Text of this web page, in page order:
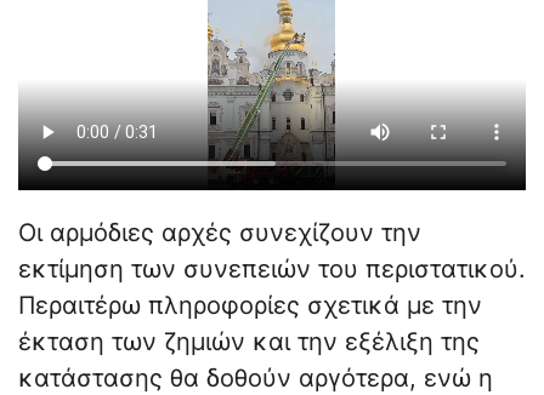
Οι αρμόδιες αρχές συνεχίζουν την
εκτίμηση των συνεπειών του περιστατικού.
Περαιτέρω πληροφορίες σχετικά με την
έκταση των ζημιών και την εξέλιξη της
κατάστασης θα δοθούν αργότερα, ενώ η